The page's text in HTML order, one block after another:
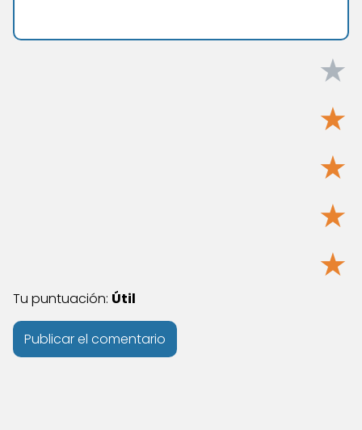
★
★
★
★
★
Tu puntuación: Útil